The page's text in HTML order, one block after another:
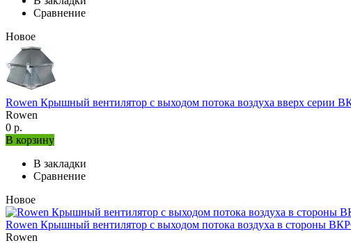
Сравнение
Новое
Rowen Крышный вентилятор с выходом потока воздуха вверх серии
Rowen
0 р.
В корзину
В закладки
Сравнение
Новое
Rowen Крышный вентилятор с выходом потока воздуха в стороны
Rowen